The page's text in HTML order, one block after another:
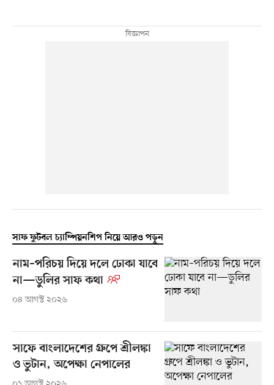
সাফ ফুটবল চ্যাম্পিয়নশিপ নিয়ে আরও পড়ুন
নাম–পরিচয় দিয়ে দলে ঢোকা যাবে
না—ডুলির সাফ কথা
০৪ আগস্ট ২০২৬
সাফে বাংলাদেশের গ্রুপে শ্রীলঙ্কা
ও ভুটান, অপেক্ষা নেপালের